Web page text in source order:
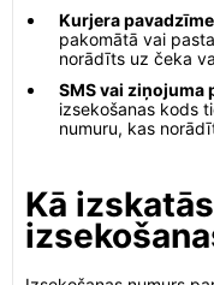
Kurjera pavadzīme
pakomātā vai
norādīts uz čeka
SMS vai ziņojuma
izsekošanas kods
numuru, kas
Kā